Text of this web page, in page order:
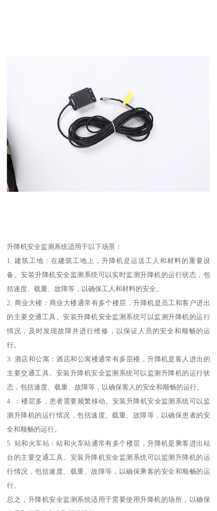
升降机安全监测系统适用于以下场景：
1. 建筑工地：在建筑工地上，升降机是运送工人和材料的重要设
备。安装升降机安全监测系统可以实时监测升降机的运行状态，包
括速度、载重、故障等，以确保工人和材料的安全。
2. 商业大楼：商业大楼通常有多个楼层，升降机是员工和客户进出
的主要交通工具。安装升降机安全监测系统可以监测升降机的运行
情况，及时发现故障并进行维修，以保证人员的安全和顺畅的运
行。
3. 酒店和公寓：酒店和公寓楼通常有多层楼，升降机是客人进出的
主要交通工具。安装升降机安全监测系统可以监测升降机的运行状
态，包括速度、载重、故障等，以确保客人的安全和顺畅的运行。
4. ：楼层多，患者需要频繁移动。安装升降机安全监测系统可以监
测升降机的运行情况，包括速度、载重、故障等，以确保患者的安
全和顺畅的运行。
5. 站和火车站：站和火车站通常有多个楼层，升降机是乘客进出站
台的主要交通工具。安装升降机安全监测系统可以监测升降机的运
行情况，包括速度、载重、故障等，以确保乘客的安全和顺畅的运
行。
总之，升降机安全监测系统适用于需要使用升降机的场所，以确保